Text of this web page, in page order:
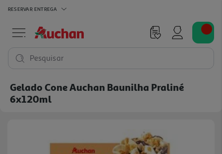
RESERVAR ENTREGA
Pesquisar
Gelado Cone Auchan Baunilha Praliné
6x120ml